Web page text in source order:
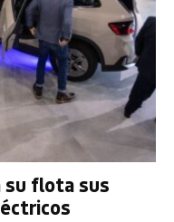
su flota sus